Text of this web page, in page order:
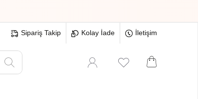
Sipariş Takip Kolay İade İletişim